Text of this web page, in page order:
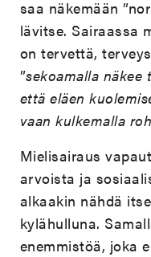
saa näkemään
lävitse. Sairaassa
on tervettä,
”sekoamalla näkee
että eläen
vaan kulkemalla
Mielisairaus
arvoista ja
alkaakin nähdä
kylähulluna.
enemmistöä, joka